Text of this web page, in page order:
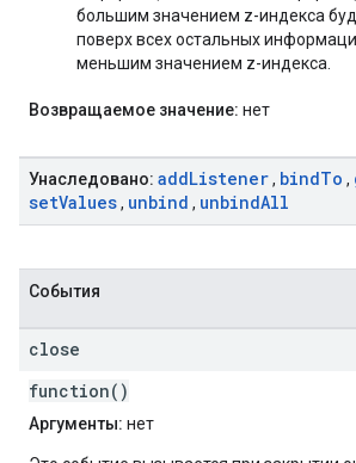
большим значением z-индекса
поверх всех остальных
меньшим значением z-индекса.
Возвращаемое значение: нет
Унаследовано: addListener, bindTo ,
setValues, unbind , unbindAll
События
close
function()
Аргументы: нет